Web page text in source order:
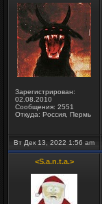
Зарегистрирован:
02.08.2010
Сообщения: 2551
Откуда: Россия, Пермь
Вт Дек 13, 2022 1:56 am
<S.a.n.t.a.>